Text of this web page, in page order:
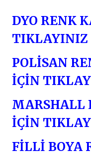
DYO RENK
TIKLAYINIZ
POLİSAN
İÇİN
MARSHALL
İÇİN
FİLLİ BOYA